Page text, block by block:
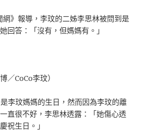
網》報導，李玟的二姊李思林被問到是
回答：「沒有，但媽媽有。」
／CoCo李玟）
李玟媽媽的生日，然而因為李玟的離
直很不好，李思林透露：「她傷心透
祝生日。」